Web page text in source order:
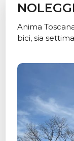
Anima
bici, sia